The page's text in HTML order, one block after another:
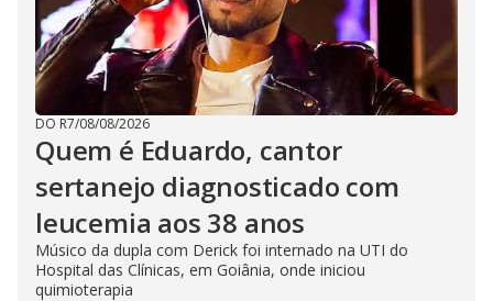
DO R7/08/08/2026
Quem é Eduardo, cantor
sertanejo diagnosticado com
leucemia aos 38 anos
Músico da dupla com Derick foi internado na UTI do
Hospital das Clínicas, em Goiânia, onde iniciou
quimioterapia